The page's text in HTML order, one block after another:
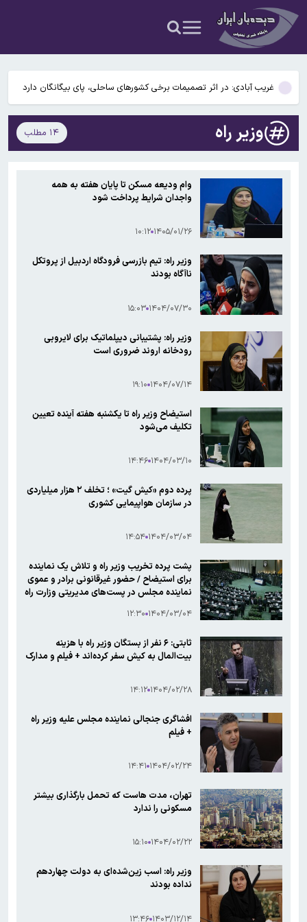
آمریکا است
سقوط آسانسور در میدان آرژانتین/ ۹ نفر مصدوم شدند
عراقچی: توافق با عمان نزدیک است/ تکذیب سهم ۱۱ درصدی ایران از خزر
غریب آبادی: در اثر تصمیمات برخی کشورهای ساحلی، پای بیگانگان دارد
به منطقه خزر باز می‌شود
هشدار نسبت به وفوع تندباد در تهران
سردار محبی: بازگشایی تنگه هرمز منوط به پذیرش شروط ایران از سوی
سقوط آسانسور در میدان آرژانتین/ ۹ نفر مصدوم شدند
عراقچی: توافق با عمان نزدیک است/ تکذیب سهم ۱۱ درصدی ایران از خزر
وزیر راه ۱۴ مطلب
وام ودیعه مسکن تا پایان هفته به همه
واجدان شرایط پرداخت شود
۱۴۰۵/۰۱/۲۶ ۱۰:۱۲
وزیر راه: تیم بازرسی فرودگاه اردبیل از پروتکل
ناآگاه بودند
۱۴۰۴/۰۷/۳۰ ۱۵:۰۳
وزیر راه‌: پشتیبانی دیپلماتیک برای لایروبی
رودخانه اروند ضروری است
۱۴۰۴/۰۷/۱۴ ۱۹:۱۰
استیضاح وزیر راه تا یکشنبه هفته آینده تعیین
تکلیف می‌شود
۱۴۰۴/۰۳/۱۰ ۱۴:۴۶
پرده دوم «کیش گیت» ؛ تخلف ۲ هزار میلیاردی
در سازمان هواپیمایی کشوری
۱۴۰۴/۰۳/۰۴ ۱۴:۵۴
پشت پرده تخریب وزیر راه و تلاش یک نماینده
برای استیضاح / حضور غیرقانونی برادر و عموی
نماینده مجلس در پست‌های مدیریتی وزارت راه
۱۴۰۴/۰۳/۰۴ ۱۲:۳۰
ثابتی: ۶ نفر از بستگان وزیر راه با هزینه
بیت‌المال به کیش سفر کرده‌اند + فیلم و مدارک
۱۴۰۴/۰۲/۲۸ ۱۴:۱۲
افشاگری جنجالی نماینده مجلس علیه وزیر راه
+ فیلم
۱۴۰۴/۰۲/۲۴ ۱۴:۴۱
تهران، مدت هاست که تحمل بارگذاری بیشتر
مسکونی را ندارد
۱۴۰۴/۰۲/۲۲ ۱۵:۱۰
وزیر راه: اسب زین‌شده‌ای به دولت چهاردهم
نداده بودند
۱۴۰۳/۱۲/۱۴ ۱۳:۴۶